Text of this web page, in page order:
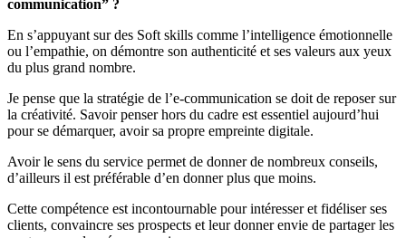
communication” ?
En s’appuyant sur des Soft skills comme l’intelligence émotionnelle
ou l’empathie, on démontre son authenticité et ses valeurs aux yeux
du plus grand nombre.
Je pense que la stratégie de l’e-communication se doit de reposer sur
la créativité. Savoir penser hors du cadre est essentiel aujourd’hui
pour se démarquer, avoir sa propre empreinte digitale.
Avoir le sens du service permet de donner de nombreux conseils,
d’ailleurs il est préférable d’en donner plus que moins.
Cette compétence est incontournable pour intéresser et fidéliser ses
clients, convaincre ses prospects et leur donner envie de partager les